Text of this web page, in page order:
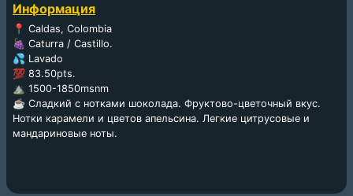
Информация
📍 Caldas, Colombia
🍇 Caturra / Castillo.
💦 Lavado
💯 83.50pts.
⛰ 1500-1850msnm
☕️ Сладкий с нотками шоколада. Фруктово-цветочный вкус.
Нотки карамели и цветов апельсина. Легкие цитрусовые и
мандариновые ноты.